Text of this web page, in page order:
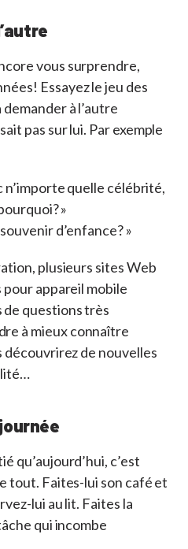
vous surprendre,
Essayez le jeu des
à l’autre
pas sur lui. Par exemple
n’importe quelle célébrité,
»
d’enfance? »
plusieurs sites Web
appareil mobile
de questions très
à mieux connaître
découvrirez de nouvelles
qu’aujourd’hui, c’est
tout. Faites-lui son café et
lui au lit. Faites la
qui incombe